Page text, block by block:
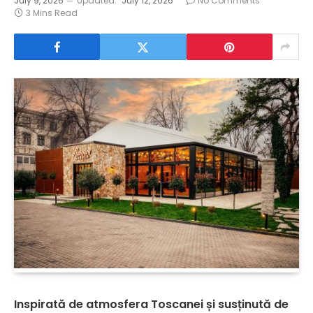
3 Mins Read
Inspirată de atmosfera Toscanei și susținută de